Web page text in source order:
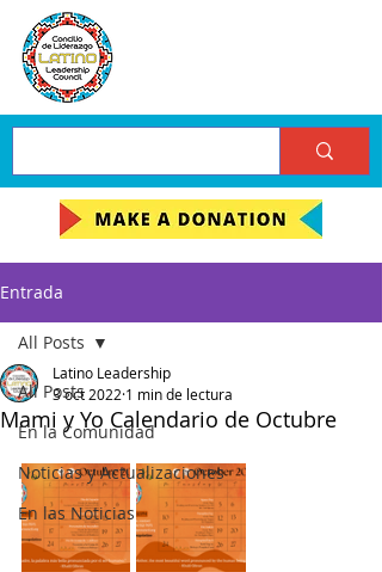
Entrada
All Posts
En la Comunidad
Noticias y Actualizaciones
En las Noticias
All Posts
Mami y Yo Calendario de Octubre
Latino Leadership
3 oct 2022 1 min de lectura